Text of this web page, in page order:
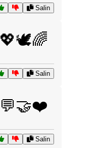
Salin
💖🕊️🌈
Salin
💬🤝❤️
Salin